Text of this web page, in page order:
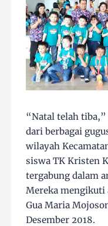
“Natal telah
dari berbagai
wilayah
siswa TK Kristen
tergabung dalam
Mereka mengikuti
Gua Maria
Desember 2018.